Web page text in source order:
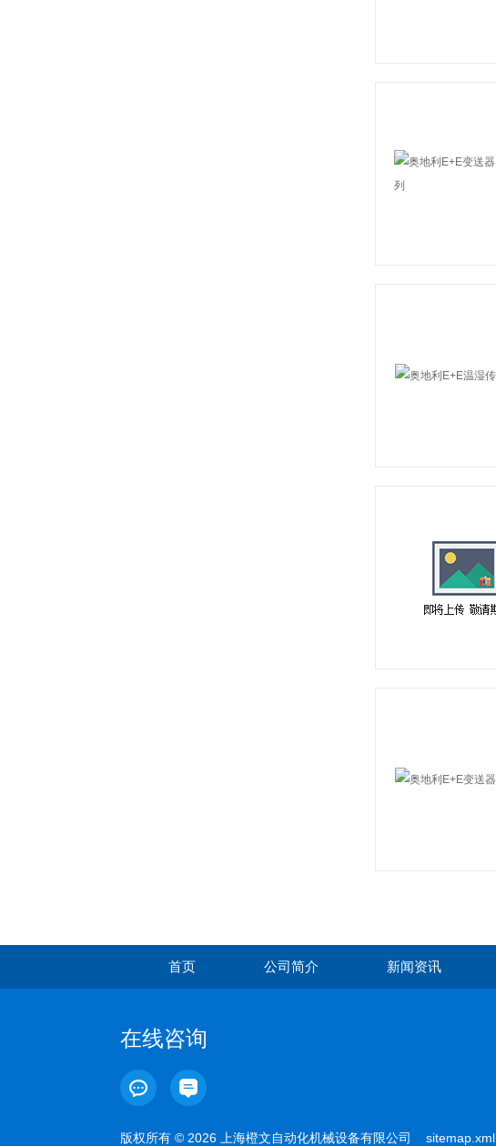
首页 公司简介 新闻资讯
在线咨询
版权所有 © 2026 上海橙文自动化机械设备有限公司 sitemap.xml